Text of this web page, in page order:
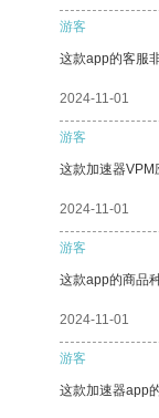
游客
这款app的客服
2024-11-01
游客
这款加速器VPM
2024-11-01
游客
这款app的商品
2024-11-01
游客
这款加速器app